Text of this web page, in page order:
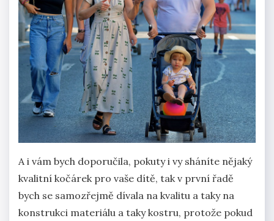
A i vám bych doporučila, pokuty i vy sháníte nějaký
kvalitní kočárek pro vaše dítě, tak v první řadě
bych se samozřejmě dívala na kvalitu a taky na
konstrukci materiálu a taky kostru, protože pokud